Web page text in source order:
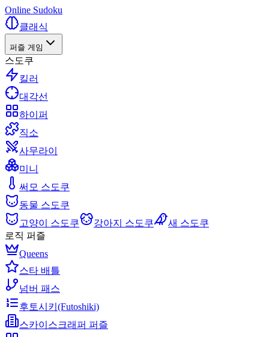
Online Sudoku
클래식
퍼즐 게임
스도쿠
킬러
대각선
하이퍼
직소
사무라이
미니
써모 스도쿠
동물 스도쿠
고양이 스도쿠
강아지 스도쿠
새 스도쿠
로직 퍼즐
Queens
스타 배틀
넘버 패스
후토시키(Futoshiki)
스카이스크래퍼 퍼즐